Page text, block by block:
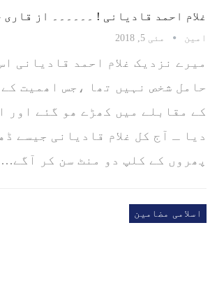
غلام احمد قادیانی ! ۔۔۔۔۔۔ از قاری
امین مئی 5, 2018
میرے نزدیک غلام احمد قادیانی
حامل شخص نہیں تھا ،جس اھمیت
کے مقابلے میں کھڑے ھو گئے اور
دیا ـ آج کل غلام قادیانی جیسے
پھروں کے کلپ دو منٹ سن کر آگے…
اسلامی مضامین